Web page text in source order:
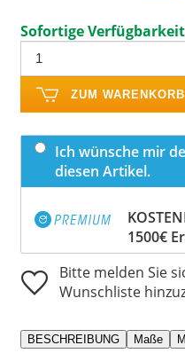
Sofortige Verfügbarkeit
ZUM
Ich wünsche mir
diesen Artikel.
1500€
Bitte melden Sie
Wunschliste
BESCHREIBUNG Maße